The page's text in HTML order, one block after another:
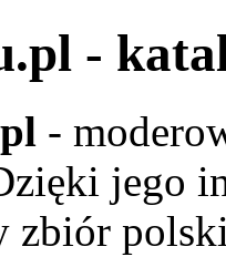
-
-
jego
zbiór